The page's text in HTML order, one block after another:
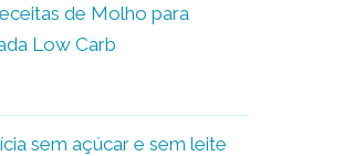
de Molho para
Low Carb
sem açúcar e sem leite